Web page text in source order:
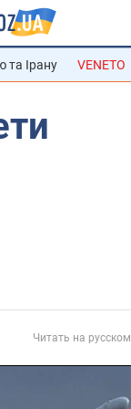
та Ірану VENETO
Читать на русском